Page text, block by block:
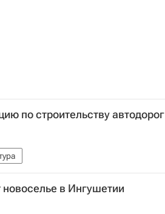
по строительству автодорог
в Ингушетии